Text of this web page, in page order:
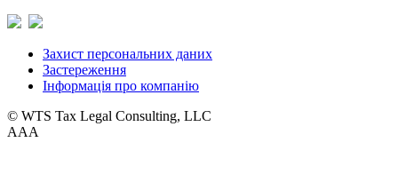
Захист персональних даних
Застереження
Інформація про компанію
© WTS Tax Legal Consulting, LLC
AAA